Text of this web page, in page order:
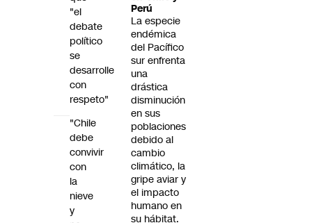
Perú
La especie
endémica
del Pacífico
sur enfrenta
una
drástica
disminución
en sus
poblaciones
debido al
cambio
climático, la
gripe aviar y
el impacto
humano en
su hábitat.
"el
debate
político
se
desarrolle
con
respeto"
"Chile
debe
convivir
con
la
nieve
y